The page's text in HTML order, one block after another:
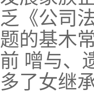
乏《公司
题的基木
前 噌与、
多了女继